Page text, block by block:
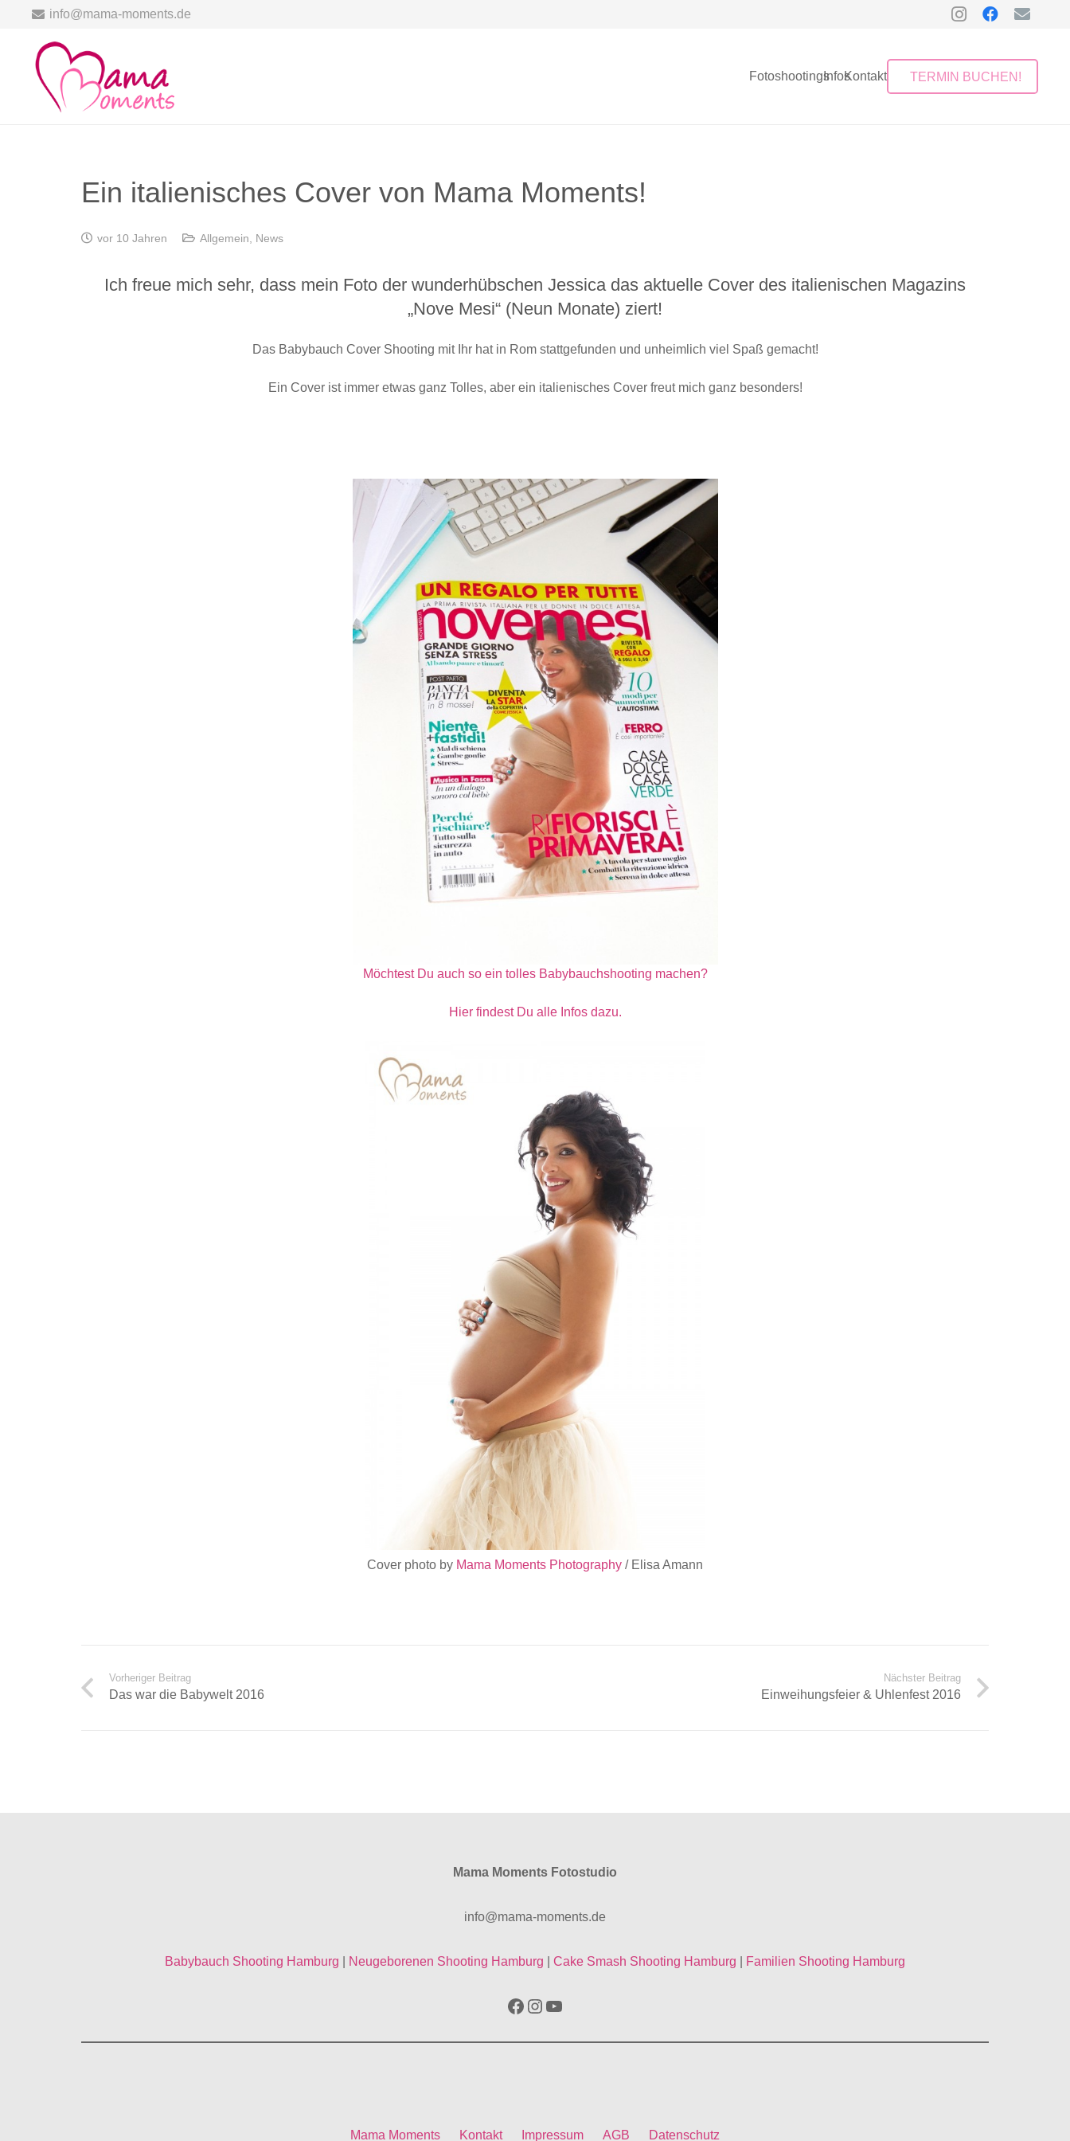
info@mama-moments.de
FotoshootingsInfosKontakt TERMIN BUCHEN!
Ein italienisches Cover von Mama Moments!
vor 10 Jahren Allgemein News
Ich freue mich sehr, dass mein Foto der wunderhübschen Jessica das aktuelle Cover des italienischen Magazins
„Nove Mesi“ (Neun Monate) ziert!
Das Babybauch Cover Shooting mit Ihr hat in Rom stattgefunden und unheimlich viel Spaß gemacht!
Ein Cover ist immer etwas ganz Tolles, aber ein italienisches Cover freut mich ganz besonders!
Möchtest Du auch so ein tolles Babybauchshooting machen?
Hier findest Du alle Infos dazu.
Cover photo by Mama Moments Photography / Elisa Amann
Vorheriger Beitrag
Das war die Babywelt 2016
Nächster Beitrag
Einweihungsfeier & Uhlenfest 2016
Mama Moments Fotostudio
info@mama-moments.de
Babybauch Shooting Hamburg Neugeborenen Shooting Hamburg Cake Smash Shooting Hamburg Familien Shooting Hamburg
Facebook
Instagram
YouTube
Mama Moments Kontakt Impressum AGB Datenschutz